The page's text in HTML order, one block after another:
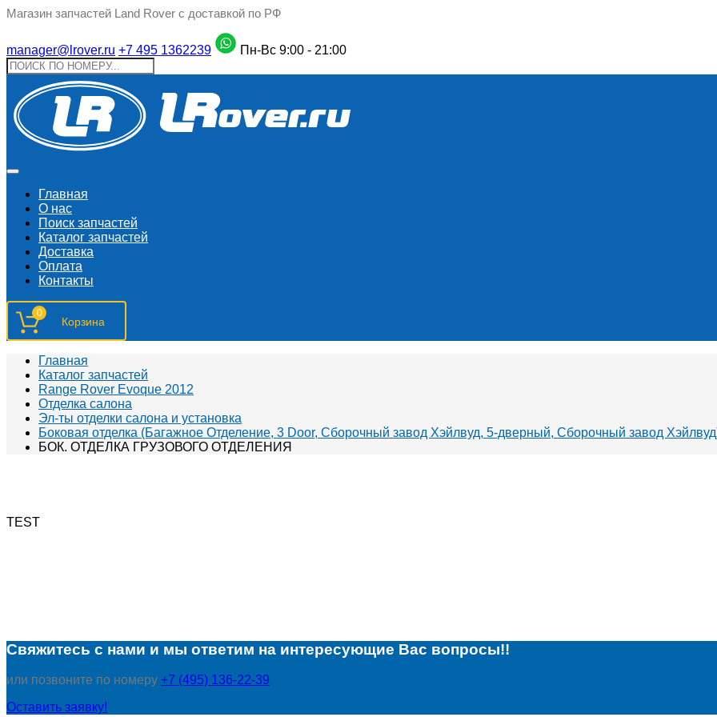
Магазин запчастей Land Rover с доставкой по РФ
manager@lrover.ru +7 495 1362239 Пн-Вс 9:00 - 21:00
Главная
О нас
Поиск запчастeй
Каталог запчастей
Доставка
Оплата
Контакты
0
Главная
Каталог запчастей
Range Rover Evoque 2012
Отделка салона
Эл-ты отделки салона и установка
Боковая отделка (Багажное Отделение, 3 Door, Сборочный завод Хэйлвуд, 5-дверный, Сборочный завод
БОК. ОТДЕЛКА ГРУЗОВОГО ОТДЕЛЕНИЯ
TEST
Свяжитесь с нами и мы ответим на интересующие Вас вопросы!!
или позвоните по номеру +7 (495) 136-22-39
Оставить заявку!